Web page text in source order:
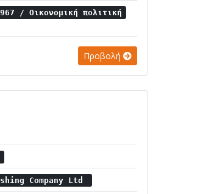
/ Οικονομική πολιτική
Προβολή
Company Ltd